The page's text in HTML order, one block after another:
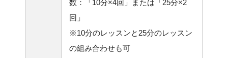
数：「10分×4回」または「25分×2
回」
※10分のレッスンと25分のレッスン
の組み合わせも可